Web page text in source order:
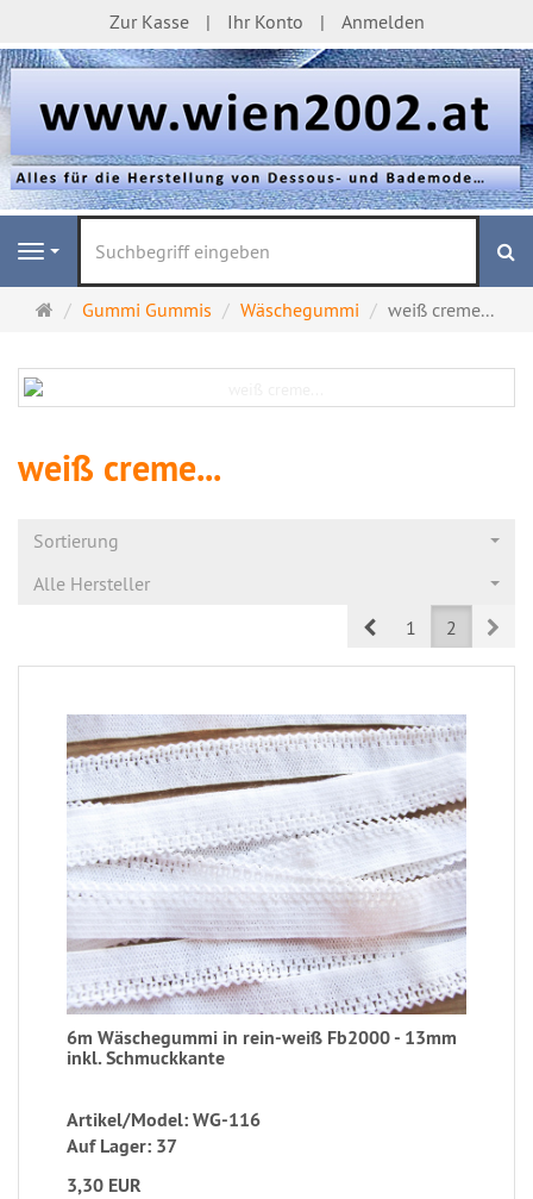
Zur Kasse Ihr Konto Anmelden
Navigation
Startseite
Gummi Gummis Wäschegummi weiß creme...
weiß creme...
Sortierung
Alle Hersteller
Prev1 2
6m Wäschegummi in rein-weiß Fb2000 - 13mm
inkl. Schmuckkante
Artikel/Model: WG-116
Auf Lager: 37
3,30 EUR